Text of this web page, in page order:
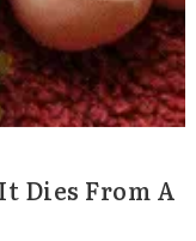
Dies From A